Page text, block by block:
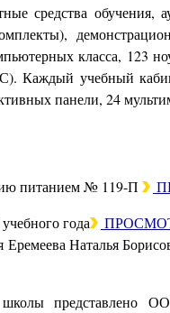
средства обучения,
класса, 123
Каждый учебный
панели, 24
питанием № 119-П
года
Наталья
представлено